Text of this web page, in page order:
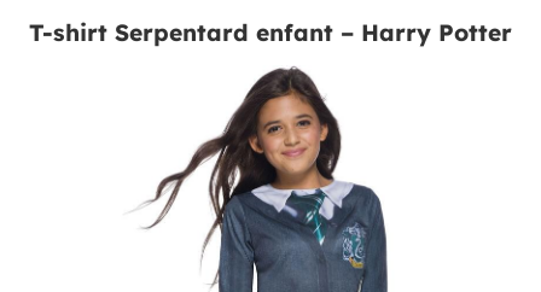
T-shirt Serpentard enfant – Harry Potter